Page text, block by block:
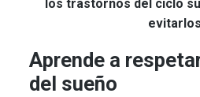
los trastornos del ciclo
Aprende a
del sueño